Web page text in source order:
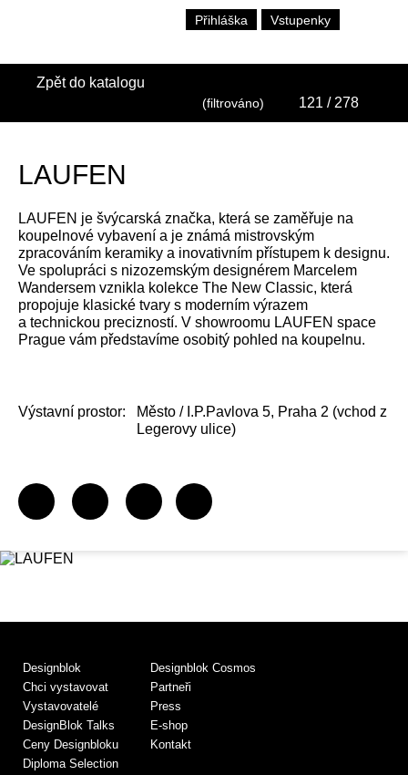
Přihláška Vstupenky
Zpět do katalogu
(filtrováno) 121 / 278
LAUFEN
LAUFEN je švýcarská značka, která se zaměřuje na
koupelnové vybavení a je známá mistrovským
zpracováním keramiky a inovativním přístupem k designu.
Ve spolupráci s nizozemským designérem Marcelem
Wandersem vznikla kolekce The New Classic, která
propojuje klasické tvary s moderním výrazem
a technickou precizností. V showroomu LAUFEN space
Prague vám představíme osobitý pohled na koupelnu.
Výstavní prostor:
Město / I.P.Pavlova 5, Praha 2 (vchod z
Legerovy ulice)
Designblok
Chci vystavovat
Vystavovatelé
DesignBlok Talks
Ceny Designbloku
Diploma Selection
Designblok Cosmos
Partneři
Press
E-shop
Kontakt